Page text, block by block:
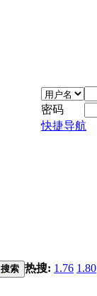
密码
快捷导航
搜索 热搜: 1.76 1.80